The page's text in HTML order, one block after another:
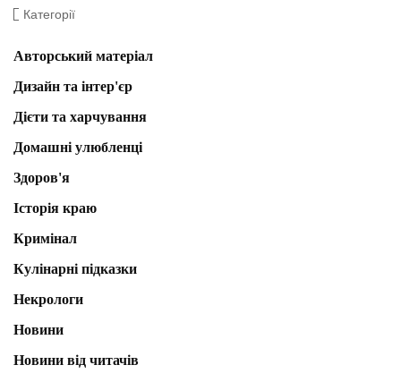
Категорії
Авторський матеріал
Дизайн та інтер'єр
Дієти та харчування
Домашні улюбленці
Здоров'я
Історія краю
Кримінал
Кулінарні підказки
Некрологи
Новини
Новини від читачів